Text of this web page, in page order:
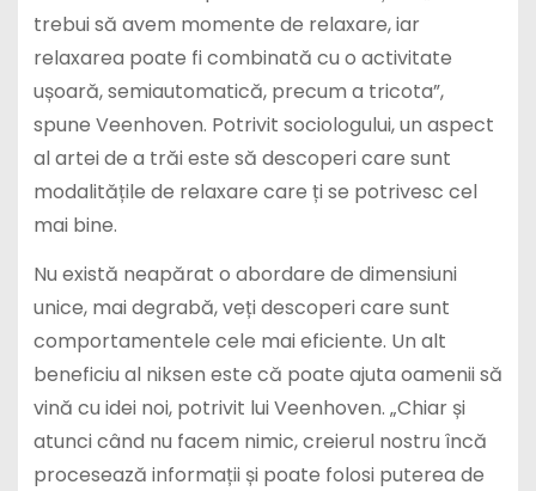
trebui să avem momente de relaxare, iar
relaxarea poate fi combinată cu o activitate
ușoară, semiautomatică, precum a tricota”,
spune Veenhoven. Potrivit sociologului, un aspect
al artei de a trăi este să descoperi care sunt
modalitățile de relaxare care ți se potrivesc cel
mai bine.
Nu există neapărat o abordare de dimensiuni
unice, mai degrabă, veți descoperi care sunt
comportamentele cele mai eficiente. Un alt
beneficiu al niksen este că poate ajuta oamenii să
vină cu idei noi, potrivit lui Veenhoven. „Chiar și
atunci când nu facem nimic, creierul nostru încă
procesează informații și poate folosi puterea de